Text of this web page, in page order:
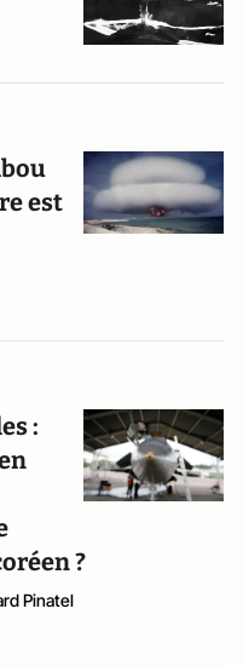
est
:
?
Pinatel